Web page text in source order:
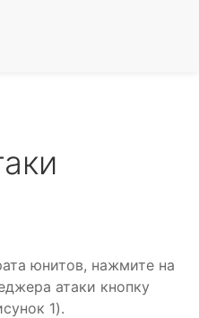
юнитов, нажмите на
атаки кнопку
1).